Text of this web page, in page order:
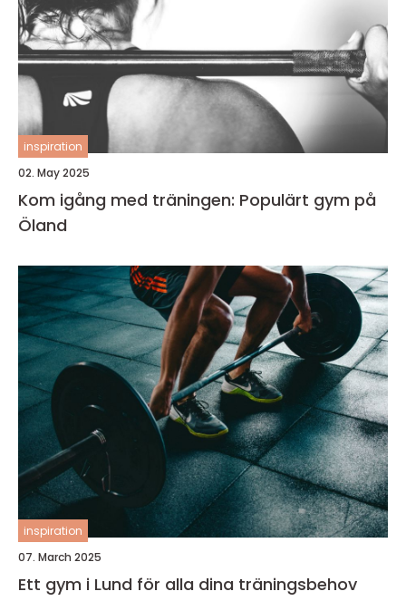
inspiration
02. May 2025
Kom igång med träningen: Populärt gym på
Öland
inspiration
07. March 2025
Ett gym i Lund för alla dina träningsbehov